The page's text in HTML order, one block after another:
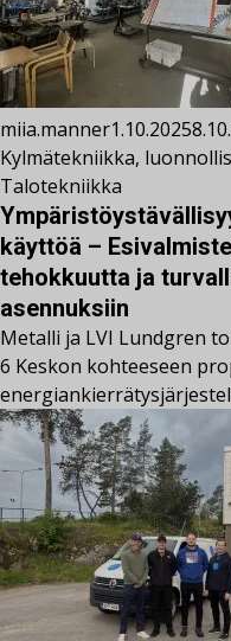
miia.manner1.10.2025
Kylmätekniikka,
Talotekniikka
käyttöä –
tehokkuutta ja
asennuksiin
Metalli ja LVI Lundgren
6 Keskon kohteeseen